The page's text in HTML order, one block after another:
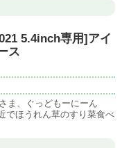
5.4inch専用]アイ
ス
ま、ぐっどもーにーん
でほうれん草のすり菜食べ